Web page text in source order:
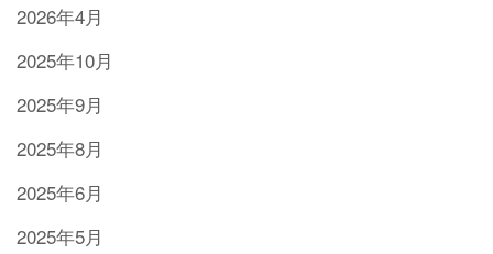
2026年4月
2025年10月
2025年9月
2025年8月
2025年6月
2025年5月